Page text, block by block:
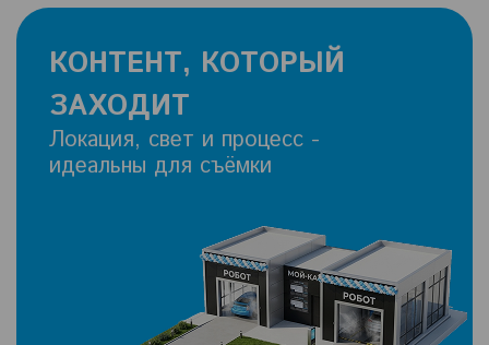
КОНТЕНТ, КОТОРЫЙ
ЗАХОДИТ
Локация, свет и процесс -
идеальны для съёмки